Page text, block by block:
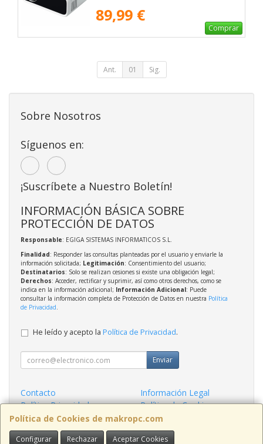
89,99 €
Comprar
Ant. 01 Sig.
Política de Cookies de makropc.com
Configurar Rechazar Aceptar Cookies
Sobre Nosotros
Síguenos en:
¡Suscríbete a Nuestro Boletín!
INFORMACIÓN BÁSICA SOBRE
PROTECCIÓN DE DATOS
Responsable: EGIGA SISTEMAS INFORMATICOS S.L.
Finalidad: Responder las consultas planteadas por el usuario y enviarle la
información solicitada; Legitimación: Consentimiento del usuario;
Destinatarios: Solo se realizan cesiones si existe una obligación legal;
Derechos: Acceder, rectificar y suprimir, así como otros derechos, como se
indica en la información adicional; Información Adicional: Puede
consultar la información completa de Protección de Datos en nuestra Política
de Privacidad.
He leído y acepto la Política de Privacidad.
Enviar
Contacto
Información Legal
Política Privacidad
Política de Cookies
Condiciones de Compra
Formas de Pago